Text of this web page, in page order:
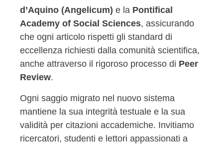
d’Aquino (Angelicum) e la Pontifical
Academy of Social Sciences, assicurando
che ogni articolo rispetti gli standard di
eccellenza richiesti dalla comunità scientifica,
anche attraverso il rigoroso processo di Peer
Review.
Ogni saggio migrato nel nuovo sistema
mantiene la sua integrità testuale e la sua
validità per citazioni accademiche. Invitiamo
ricercatori, studenti e lettori appassionati a